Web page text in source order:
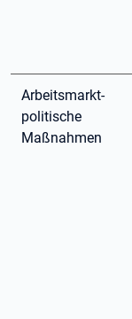
Arbeitsmarkt-
politische
Maßnahmen